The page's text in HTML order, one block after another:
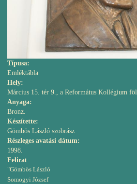
Típusa:
Emléktábla
Hely:
Március 15. tér 9., a Református Kollégium
Anyaga:
Bronz.
Készítette:
Gömbös László szobrász
Részleges avatási dátum:
1998.
Felirat
"Gömbös László
Somogyi József